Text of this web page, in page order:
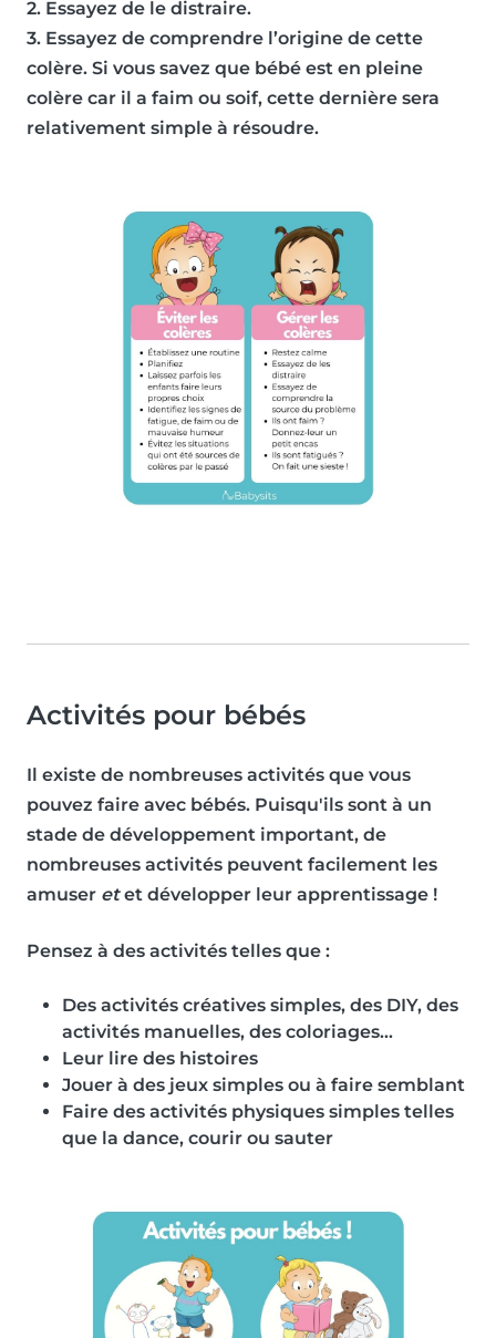
2. Essayez de le distraire.
3. Essayez de comprendre l’origine de cette
colère. Si vous savez que bébé est en pleine
colère car il a faim ou soif, cette dernière sera
relativement simple à résoudre.
Activités pour bébés
Il existe de nombreuses activités que vous
pouvez faire avec bébés. Puisqu'ils sont à un
stade de développement important, de
nombreuses activités peuvent facilement les
amuser etet développer leur apprentissage !
Pensez à des activités telles que :
Des activités créatives simples, des DIY, des
activités manuelles, des coloriages...
Leur lire des histoires
Jouer à des jeux simples ou à faire semblant
Faire des activités physiques simples telles
que la dance, courir ou sauter